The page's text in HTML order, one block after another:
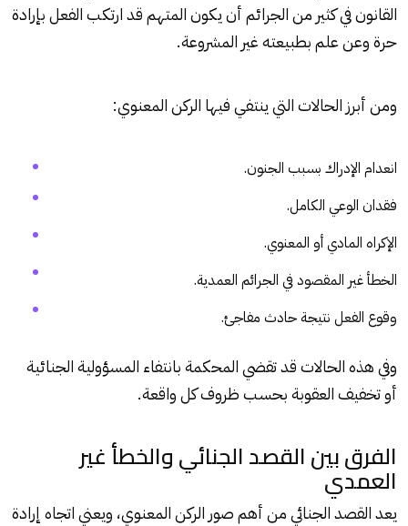
القانون في كثير من الجرائم أن يكون المتهم قد ارتكب الفعل بإرادة
حرة وعن علم بطبيعته غير المشروعة.
ومن أبرز الحالات التي ينتفي فيها الركن المعنوي:
انعدام الإدراك بسبب الجنون.
فقدان الوعي الكامل.
الإكراه المادي أو المعنوي.
الخطأ غير المقصود في الجرائم العمدية.
وقوع الفعل نتيجة حادث مفاجئ.
وفي هذه الحالات قد تقضي المحكمة بانتفاء المسؤولية الجنائية
أو تخفيف العقوبة بحسب ظروف كل واقعة.
الفرق بين القصد الجنائي والخطأ غير
العمدي
يعد القصد الجنائي من أهم صور الركن المعنوي، ويعني اتجاه إرادة